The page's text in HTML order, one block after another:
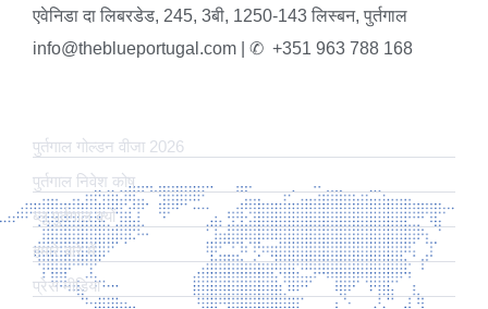
एवेनिडा दा लिबरडेड, 245, 3बी, 1250-143 लिस्बन, पुर्तगाल
info@theblueportugal.com | ✆ +351 963 788 168
पुर्तगाल गोल्डन वीजा 2026
पुर्तगाल निवेश कोष
ब्लू पुर्तगाल क्यों
हमारे बारे में
प्रेस मीडिया